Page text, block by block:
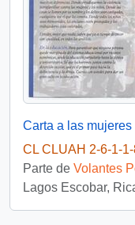
Carta a las
CL CLUAH 2-6-1-
Parte de Volantes
Lagos Escobar,